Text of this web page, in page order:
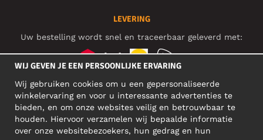
LEVERING
Uw bestelling wordt snel en traceerbaar geleverd met:
SOCIAL MEDIA
BEDRIJFSADRES
WIJ GEVEN JE EEN PERSOONLIJKE ERVARING
Wij gebruiken cookies om u een gepersonaliseerde
winkelervaring en voor u interessante advertenties te
bieden, en om onze websites veilig en betrouwbaar te
houden. Hiervoor verzamelen wij bepaalde informatie
over onze websitebezoekers, hun gedrag en hun